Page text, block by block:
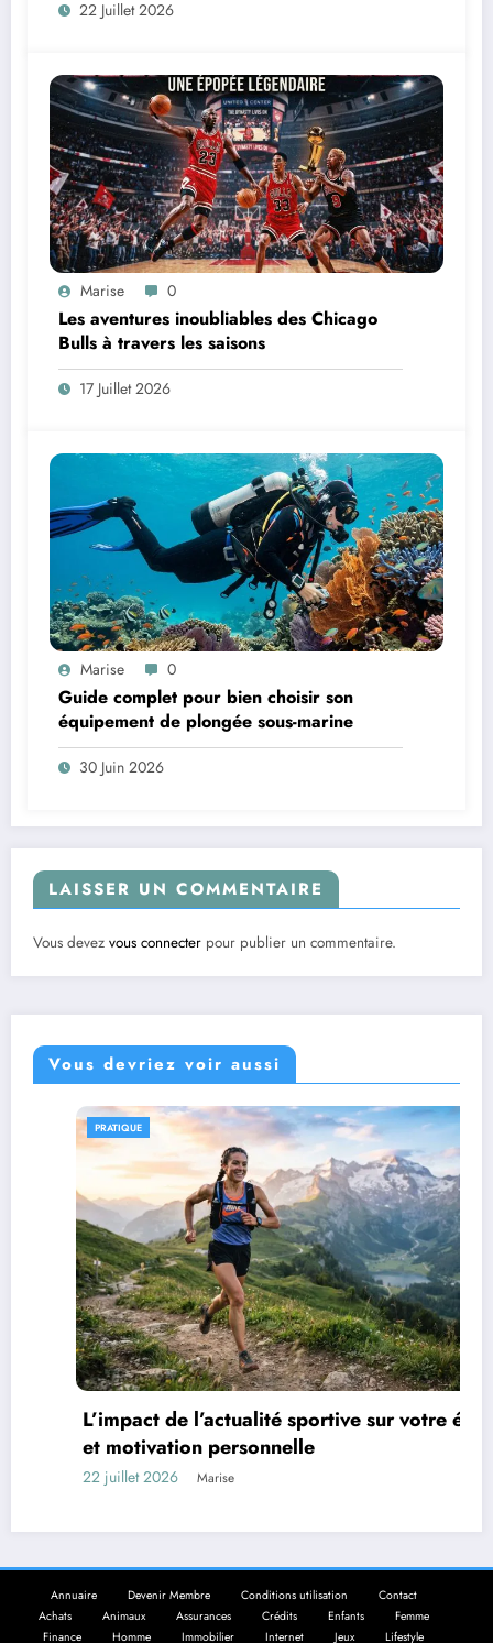
22 Juillet 2026
Marise 0
Les aventures inoubliables des Chicago
Bulls à travers les saisons
17 Juillet 2026
Marise 0
Guide complet pour bien choisir son
équipement de plongée sous-marine
30 Juin 2026
LAISSER UN COMMENTAIRE
Vous devez vous connecter pour publier un commentaire.
Vous devriez voir aussi
PRATIQUE
L’impact de l’actualité sportive sur votre élan
et motivation personnelle
22 juillet 2026 Marise
Annuaire Devenir Membre Conditions utilisation
Contact
Achats
Animaux Assurances Crédits Enfants
Femme
Finance
Homme Immobilier Internet Jeux Lifestyle